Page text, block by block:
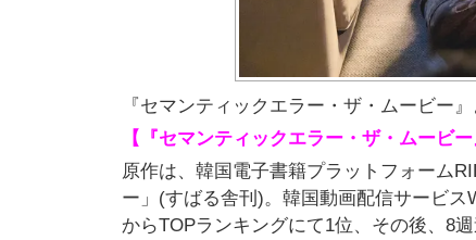
『セマンティックエラー・ザ・ムービー
【『セマンティックエラー・ザ・ムービー
原作は、韓国電子書籍プラットフォーム
ー」(すばる舎刊)。韓国動画配信サービス
からTOPランキングにて1位、その後、8